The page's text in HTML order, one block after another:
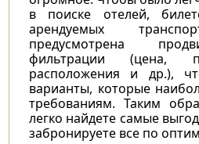
в поиске отелей,
арендуемых
предусмотрена
фильтрации (цена,
расположения и др.),
варианты, которые
требованиям. Таким
легко найдете самые
забронируете все по